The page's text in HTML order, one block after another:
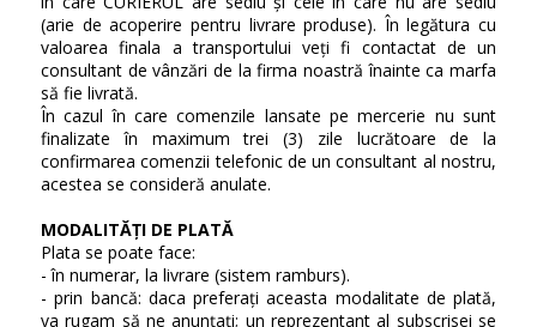
(arie de acoperire pentru livrare produse). În legătura cu
valoarea finala a transportului veți fi contactat de un
consultant de vânzări de la firma noastră înainte ca marfa
să fie livrată.
În cazul în care comenzile lansate pe mercerie nu sunt
finalizate în maximum trei (3) zile lucrătoare de la
confirmarea comenzii telefonic de un consultant al nostru,
acestea se consideră anulate.
MODALITĂȚI DE PLATĂ
Plata se poate face:
- în numerar, la livrare (sistem ramburs).
- prin bancă: daca preferați aceasta modalitate de plată,
va rugam să ne anunțați; un reprezentant al subscrisei se